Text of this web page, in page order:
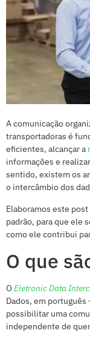
A comunicação
transportadoras é
eficientes, alcançar a
informações e
sentido, existem os
o intercâmbio dos
Elaboramos este
padrão, para que ele
como ele contribui
O que
O Eletronic Data
Dados, em
possibilitar uma
independente de